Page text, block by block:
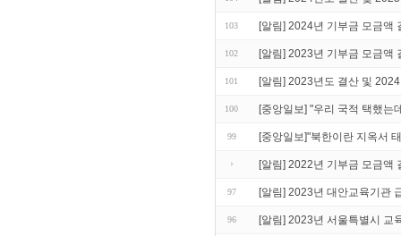
103 [알림] 2024년 기부금 모금액
102 [알림] 2023년 기부금 모금액
101 [알림] 2023년도 결산 및
100 [중앙일보] "우리 국적 택했
99 [중앙일보]"북한이란 지옥서
[알림] 2022년 기부금 모금액
97 [알림] 2023년 대안교육기관
96 [알림] 2023년 서울특별시 교